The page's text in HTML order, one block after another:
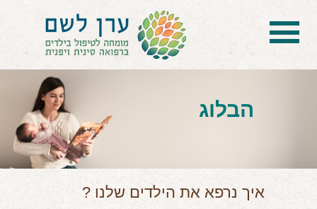
בית
הטיפול
הכל על דיקור סיני ודיקור יפני לילדים
הילד לא מפסיק להיות חולה
בעיות נשימה: קוצר, סטרידור ועוד
הבלוג
איך נרפא את הילדים שלנו ?